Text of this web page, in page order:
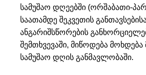
სამუშაო დღეებში (ორშაბათი-
საათამდე შეკვეთის
ანგარიშსწორების
შემთხვევაში, მიწოდება
სამუშაო დღის განმავლობაში.